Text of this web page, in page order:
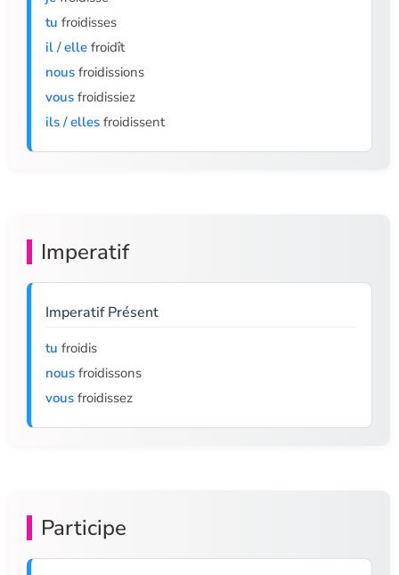
tu froidisses
il / elle froidît
nous froidissions
vous froidissiez
ils / elles froidissent
Imperatif
Imperatif Présent
tu froidis
nous froidissons
vous froidissez
Participe